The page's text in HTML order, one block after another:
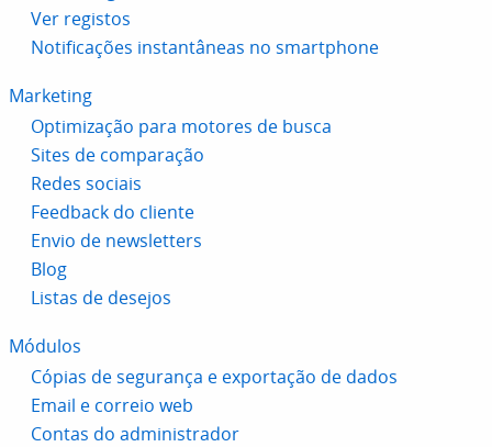
Ver registos
Notificações instantâneas no smartphone
Marketing
Optimização para motores de busca
Sites de comparação
Redes sociais
Feedback do cliente
Envio de newsletters
Blog
Listas de desejos
Módulos
Cópias de segurança e exportação de dados
Email e correio web
Contas do administrador